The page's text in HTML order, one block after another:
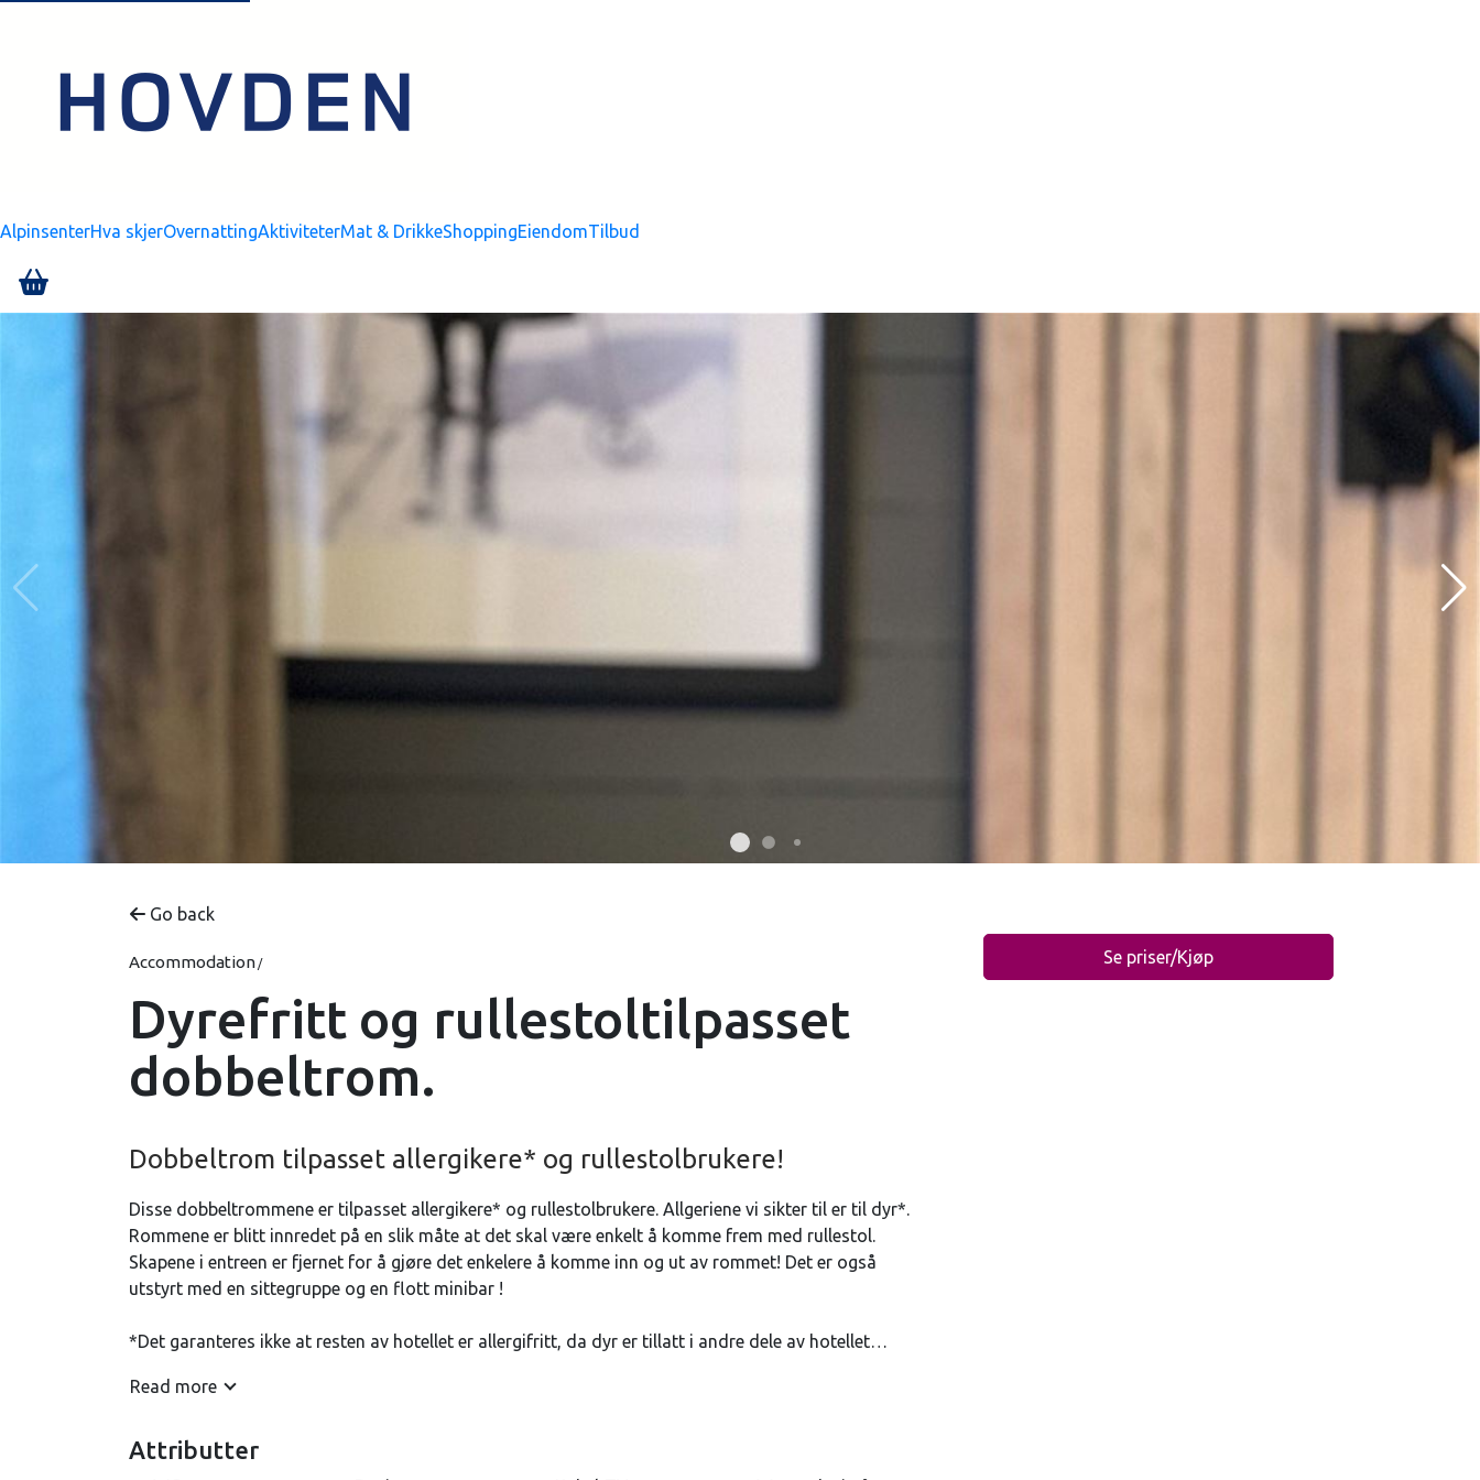
AlpinsenterHva skjerOvernattingAktiviteterMat & DrikkeShoppingEiendomTilbud
Go back
Accommodation
Dyrefritt og rullestoltilpasset
dobbeltrom.
Dobbeltrom tilpasset allergikere* og rullestolbrukere!
Disse dobbeltrommene er tilpasset allergikere* og rullestolbrukere. Allgeriene vi sikter til er til dyr*.
Rommene er blitt innredet på en slik måte at det skal være enkelt å komme frem med rullestol.
Skapene i entreen er fjernet for å gjøre det enkelere å komme inn og ut av rommet! Det er også
utstyrt med en sittegruppe og en flott minibar !
*Det garanteres ikke at resten av hotellet er allergifritt, da dyr er tillatt i andre dele av hotellet
langt inn på vidda. Hovden Alpinsenter ligger, med sine 7 heiser og trekk, en liten kjøretur unna. Her er
det tilbud for alle aldre og ferdighetsnivåer, samt mange gode restauranter!
Read more
Attributter
Se priser/Kjøp